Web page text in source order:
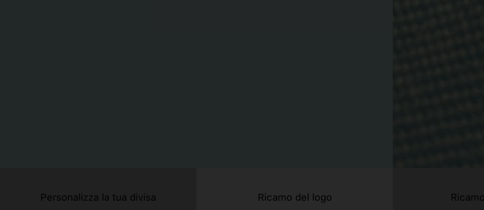
Personalizza la tua divisa Ricamo del logo